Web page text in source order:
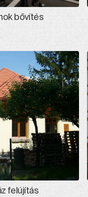
bővítés
felújítás